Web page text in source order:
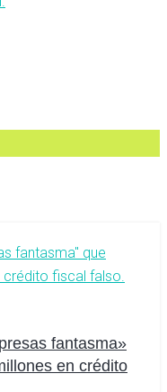
fantasma»
en crédito